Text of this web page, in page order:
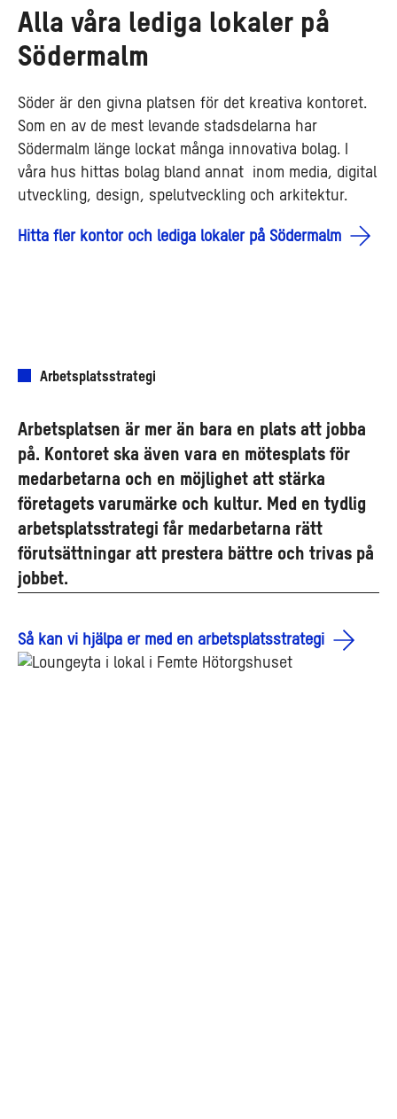
Alla våra lediga lokaler på
Södermalm
Söder är den givna platsen för det kreativa kontoret.
Som en av de mest levande stadsdelarna har
Södermalm länge lockat många innovativa bolag. I
våra hus hittas bolag bland annat inom media, digital
utveckling, design, spelutveckling och arkitektur.
Hitta fler kontor och lediga lokaler på Södermalm
Arbetsplatsstrategi
Arbetsplatsen är mer än bara en plats att jobba
på. Kontoret ska även vara en mötesplats för
medarbetarna och en möjlighet att stärka
företagets varumärke och kultur. Med en tydlig
arbetsplatsstrategi får medarbetarna rätt
förutsättningar att prestera bättre och trivas på
jobbet.
Så kan vi hjälpa er med en arbetsplatsstrategi